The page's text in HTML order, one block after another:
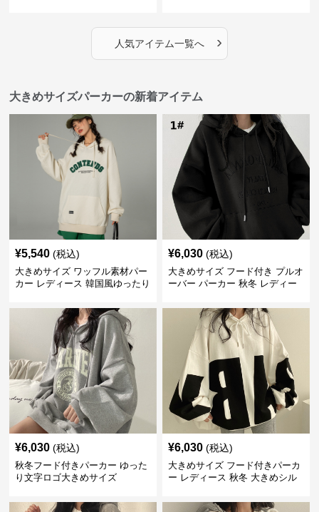
人気アイテム一覧へ ›
大きめサイズパーカーの新着アイテム
¥5,540 (税込)
大きめサイズ ワッフル素材パー
カー レディース 韓国風ゆったり
¥6,030 (税込)
大きめサイズ フード付き プルオ
ーバー パーカー 秋冬 レディー
¥6,030 (税込)
秋冬フード付きパーカー ゆった
り文字ロゴ大きめサイズ
¥6,030 (税込)
大きめサイズ フード付きパーカ
ー レディース 秋冬 大きめシル